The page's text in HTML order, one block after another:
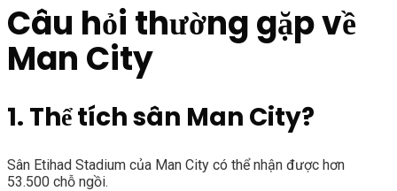
Câu hỏi thường gặp về
Man City
1. Thể tích sân Man City?
Sân Etihad Stadium của Man City có thể nhận được hơn
53.500 chỗ ngồi.